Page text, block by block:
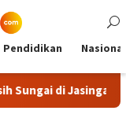
Pendidikan Nasional